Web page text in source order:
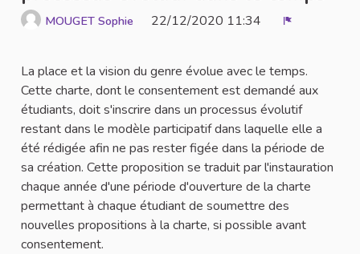
MOUGET Sophie 22/12/2020 11:34
La place et la vision du genre évolue avec le temps.
Cette charte, dont le consentement est demandé aux
étudiants, doit s'inscrire dans un processus évolutif
restant dans le modèle participatif dans laquelle elle a
été rédigée afin ne pas rester figée dans la période de
sa création. Cette proposition se traduit par l'instauration
chaque année d'une période d'ouverture de la charte
permettant à chaque étudiant de soumettre des
nouvelles propositions à la charte, si possible avant
consentement.